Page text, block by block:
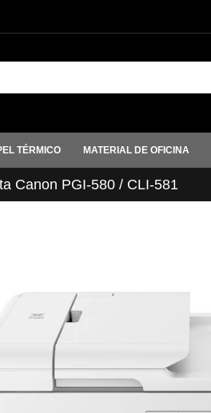
TÉRMICO MATERIAL DE OFICINA
Canon PGI-580 / CLI-581